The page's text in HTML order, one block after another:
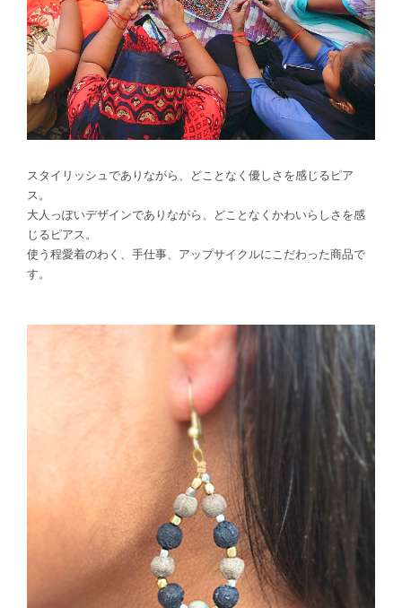
スタイリッシュでありながら、どことなく優しさを感じるピア
ス。
大人っぽいデザインでありながら、どことなくかわいらしさを感
じるピアス。
使う程愛着のわく、手仕事、アップサイクルにこだわった商品で
す。